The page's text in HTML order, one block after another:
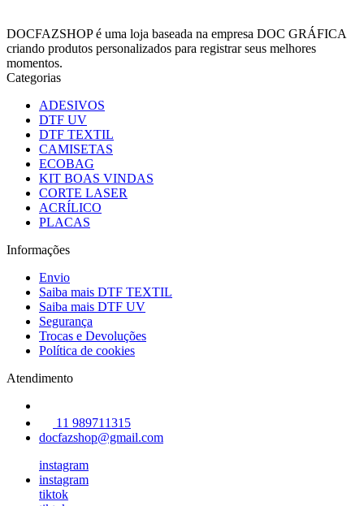
DOCFAZSHOP é uma loja baseada na empresa DOC GRÁFICA
criando produtos personalizados para registrar seus melhores
momentos.
Categorias
ADESIVOS
DTF UV
DTF TEXTIL
CAMISETAS
ECOBAG
KIT BOAS VINDAS
CORTE LASER
ACRÍLICO
PLACAS
Informações
Envio
Saiba mais DTF TEXTIL
Saiba mais DTF UV
Segurança
Trocas e Devoluções
Política de cookies
Atendimento
11 989711315
docfazshop@gmail.com
instagram
instagram
tiktok